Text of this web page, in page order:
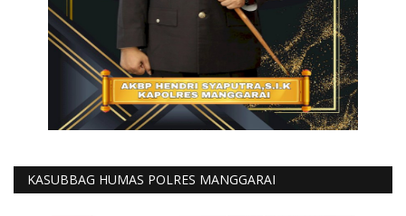
KASUBBAG HUMAS POLRES MANGGARAI